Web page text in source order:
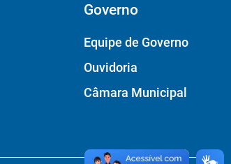
Governo
Equipe de Governo
Ouvidoria
Câmara Municipal